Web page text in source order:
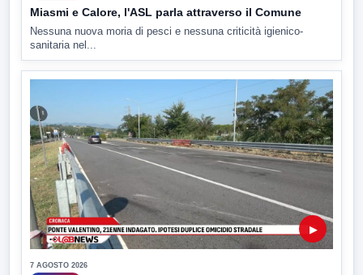
Miasmi e Calore, l'ASL parla attraverso il Comune
Nessuna nuova moria di pesci e nessuna criticità igienico-
sanitaria nel...
▶
7 AGOSTO 2026